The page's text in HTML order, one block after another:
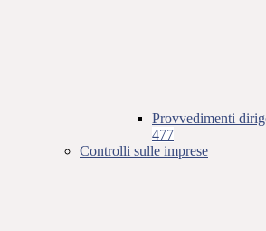
Provvedimenti
477
Controlli sulle imprese